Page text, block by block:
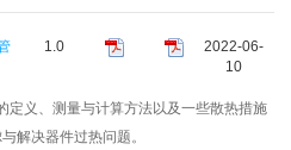
1.0
2022-06-
10
定义、测量与计算方法以及一些散热措施
解决器件过热问题。